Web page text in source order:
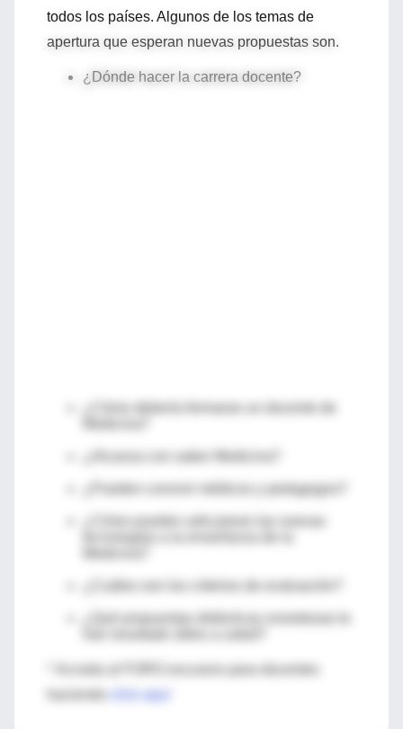
todos los países. Algunos de los temas de
apertura que esperan nuevas propuestas son.
¿Dónde hacer la carrera docente?
¿Pueden convivir médicos y pedagogos?
¿Qué propuestas didácticas novedosas le
click aquí